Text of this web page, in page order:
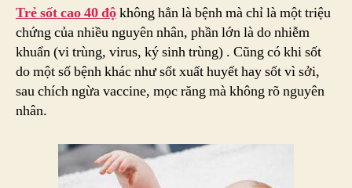
Độ
Cần
Kiêng
Ăn
Gì?
Trẻ sốt cao 40 độkhông hẳn là bệnh mà chỉ là một triệu
chứng của nhiều nguyên nhân, phần lớn là do nhiễm
khuẩn (vi trùng, virus, ký sinh trùng) . Cũng có khi sốt
do một số bệnh khác như sốt xuất huyết hay sốt vì sởi,
sau chích ngừa vaccine, mọc răng mà không rõ nguyên
nhân.